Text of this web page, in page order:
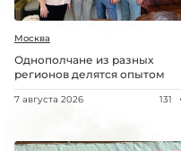
Москва
Однополчане из разных
регионов делятся опытом
7 августа 2026 131